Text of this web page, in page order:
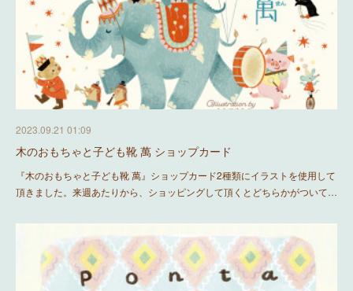
2023.09.21 01:09
木のおもちゃと子ども靴 萬 ショップカード
『木のおもちゃと子ども靴 萬』ショップカード2種類にイラストを使用して
頂きました。来週あたりから、ショッピングして頂くとどちらかがついて…